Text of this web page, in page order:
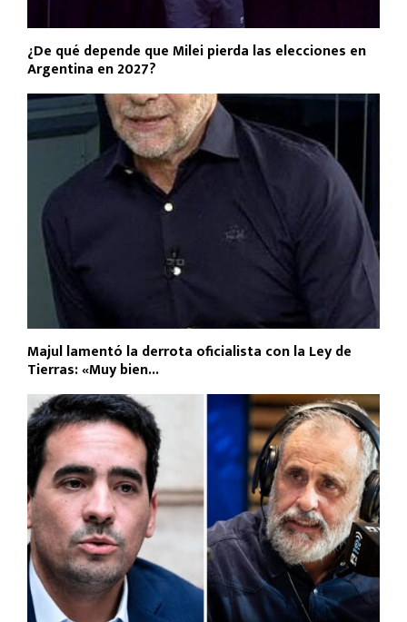
¿De qué depende que Milei pierda las elecciones en
Argentina en 2027?
Majul lamentó la derrota oficialista con la Ley de
Tierras: «Muy bien...